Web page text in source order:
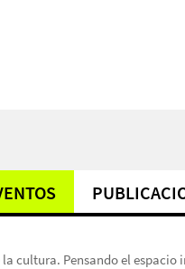
cultura. Pensando el